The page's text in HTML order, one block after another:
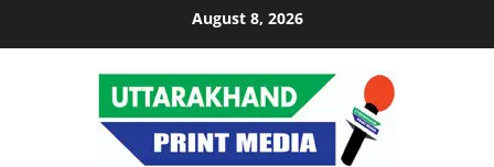
August 8, 2026